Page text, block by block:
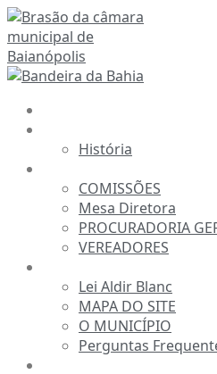
Ir
para
o
conteúdo
História
COMISSÕES
Mesa Diretora
PROCURADORIA
VEREADORES
Lei Aldir Blanc
MAPA DO SITE
O MUNICÍPIO
Perguntas